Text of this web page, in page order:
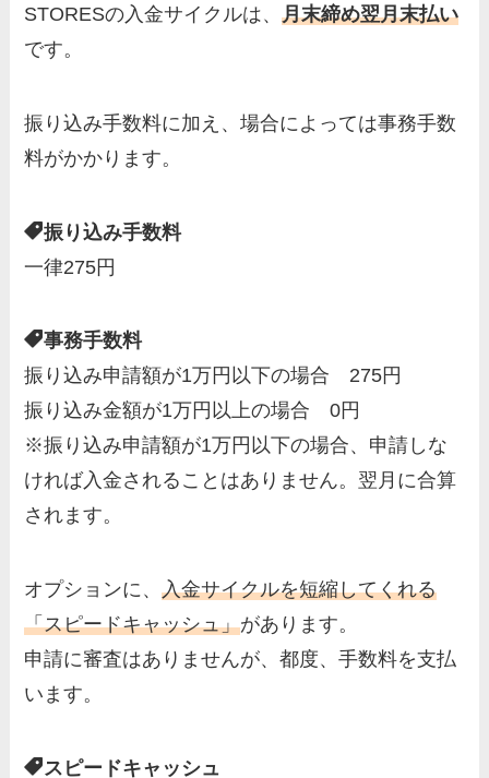
STORESの入金サイクルは、月末締め翌月末払い
です。
振り込み手数料に加え、場合によっては事務手数
料がかかります。
振り込み手数料
一律275円
事務手数料
振り込み申請額が1万円以下の場合 275円
振り込み金額が1万円以上の場合 0円
※振り込み申請額が1万円以下の場合、申請しな
ければ入金されることはありません。翌月に合算
されます。
オプションに、入金サイクルを短縮してくれる
「スピードキャッシュ」があります。
申請に審査はありませんが、都度、手数料を支払
います。
スピードキャッシュ